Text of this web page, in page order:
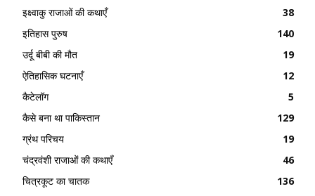
इक्ष्वाकु राजाओं की कथाएँ
38
इतिहास पुरुष
140
उर्दू बीबी की मौत
19
ऐतिहासिक घटनाएँ
12
कैटेलॉग
5
कैसे बना था पाकिस्तान
129
ग्रंथ परिचय
19
चंद्रवंशी राजाओं की कथाएँ
46
चित्रकूट का चातक
136